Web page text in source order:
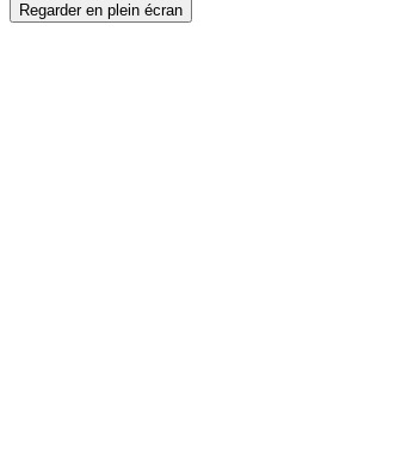
Regarder en plein écran